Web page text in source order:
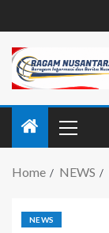
Home NEWS
NEWS